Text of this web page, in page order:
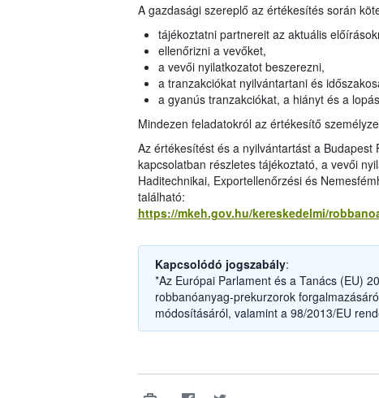
A gazdasági szereplő az értékesítés során
tájékoztatni partnereit az aktuális
ellenőrizni a vevőket,
a vevői nyilatkozatot beszerezni,
a tranzakciókat nyilvántartani és
a gyanús tranzakciókat, a hiányt és a
Mindezen feladatokról az értékesítő
Az értékesítést és a nyilvántartást a
kapcsolatban részletes tájékoztató, a vevői
Haditechnikai, Exportellenőrzési és
található:
https://mkeh.gov.hu/kereskedelmi/
Kapcsolódó jogszabály:
*Az Európai Parlament és a Tanács (EU)
robbanóanyag-prekurzorok
módosításáról, valamint a 98/2013/EU